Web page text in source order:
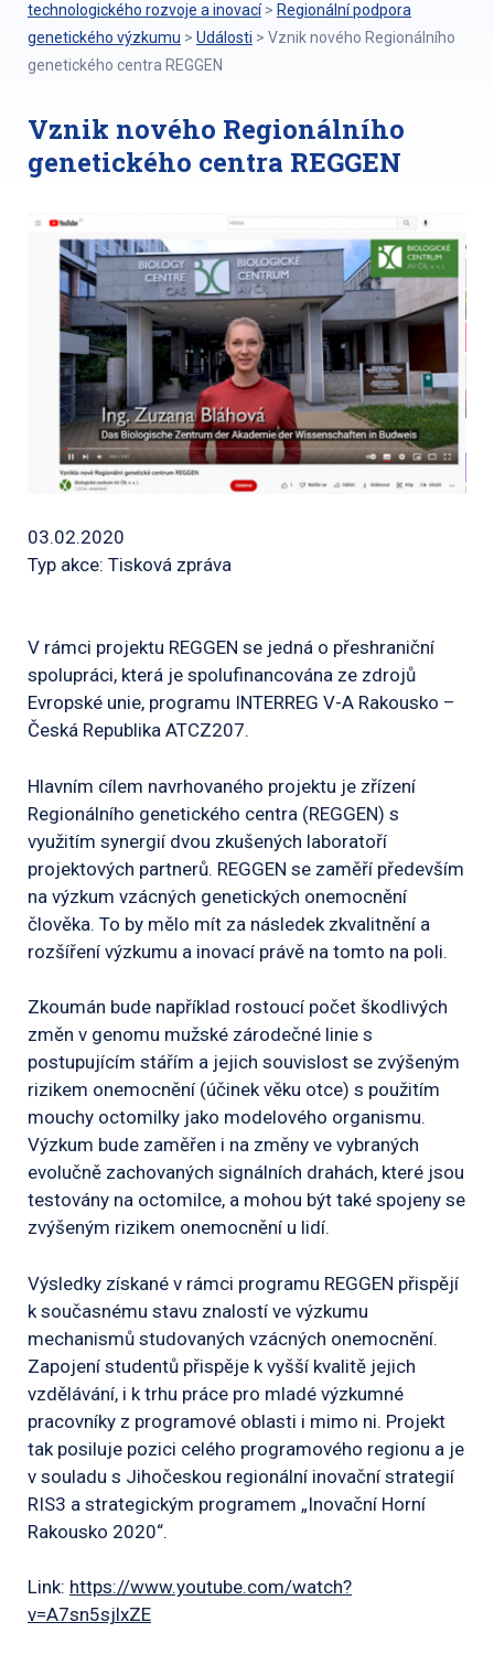
technologického rozvoje a inovací > Regionální podpora
genetického výzkumu > Události > Vznik nového Regionálního
genetického centra REGGEN
Vznik nového Regionálního
genetického centra REGGEN
03.02.2020
Typ akce: Tisková zpráva
V rámci projektu REGGEN se jedná o přeshraniční
spolupráci, která je spolufinancována ze zdrojů
Evropské unie, programu INTERREG V-A Rakousko –
Česká Republika ATCZ207.
Hlavním cílem navrhovaného projektu je zřízení
Regionálního genetického centra (REGGEN) s
využitím synergií dvou zkušených laboratoří
projektových partnerů. REGGEN se zaměří především
na výzkum vzácných genetických onemocnění
člověka. To by mělo mít za následek zkvalitnění a
rozšíření výzkumu a inovací právě na tomto na poli.
Zkoumán bude například rostoucí počet škodlivých
změn v genomu mužské zárodečné linie s
postupujícím stářím a jejich souvislost se zvýšeným
rizikem onemocnění (účinek věku otce) s použitím
mouchy octomilky jako modelového organismu.
Výzkum bude zaměřen i na změny ve vybraných
evolučně zachovaných signálních drahách, které jsou
testovány na octomilce, a mohou být také spojeny se
zvýšeným rizikem onemocnění u lidí.
Výsledky získané v rámci programu REGGEN přispějí
k současnému stavu znalostí ve výzkumu
mechanismů studovaných vzácných onemocnění.
Zapojení studentů přispěje k vyšší kvalitě jejich
vzdělávání, i k trhu práce pro mladé výzkumné
pracovníky z programové oblasti i mimo ni. Projekt
tak posiluje pozici celého programového regionu a je
v souladu s Jihočeskou regionální inovační strategií
RIS3 a strategickým programem „Inovační Horní
Rakousko 2020“.
Link: https://www.youtube.com/watch?
v=A7sn5sjlxZE